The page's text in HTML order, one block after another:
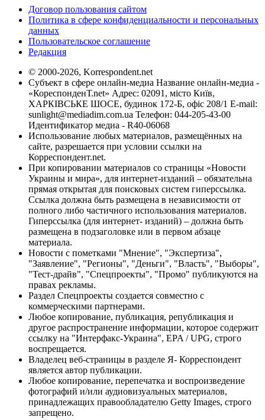
Договор пользования сайтом
Политика в сфере конфиденциальности и персональных
данных
Пользовательское соглашение
Редакция
© 2000-2026, Korrespondent.net
Субъект в сфере онлайн-медиа Название онлайн-медиа -
«КореспонденТ.net» Адрес: 02091, місто Київ,
ХАРКІВСЬКЕ ШОСЕ, будинок 172-Б, офіс 208/1 E-mail:
sunlight@mediadim.com.ua Телефон: 044-205-43-00
Идентификатор медиа - R40-06068
Использование любых материалов, размещённых на
сайте, разрешается при условии ссылки на
Корреспондент.net.
При копировании материалов со страницы «Новости
Украины и мира», для интернет-изданий – обязательна
прямая открытая для поисковых систем гиперссылка.
Ссылка должна быть размещена в независимости от
полного либо частичного использования материалов.
Гиперссылка (для интернет- изданий) – должна быть
размещена в подзаголовке или в первом абзаце
материала.
Новости с пометками "Мнение", "Экспертиза",
"Заявление", "Регионы", "Деньги", "Власть", "Выборы",
"Тест-драйв", "Спецпроекты", "Промо" публикуются на
правах рекламы.
Раздел Спецпроекты создается совместно с
коммерческими партнерами.
Любое копирование, публикация, републикация и
другое распространение информации, которое содержит
ссылку на "Интерфакс-Украина", EPA / UPG, строго
воспрещается.
Владелец веб-страницы в разделе Я- Корреспондент
является автор публикации.
Любое копирование, перепечатка и воспроизведение
фотографий и/или аудиовизуальных материалов,
принадлежащих правообладателю Getty Images, строго
запрещено.